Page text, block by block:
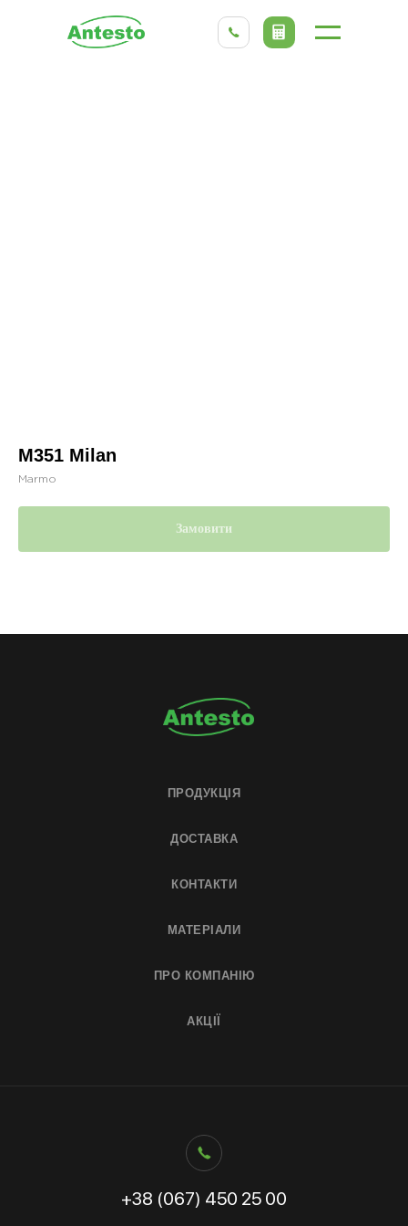
M351 Milan
Marmo
Замовити
+38 (067) 450 25 00
ПРОДУКЦІЯ
МАТЕРІАЛИ
АКЦІЇ
ДОСТАВКА
ПРО КОМПАНІЮ
КОНТАКТИ